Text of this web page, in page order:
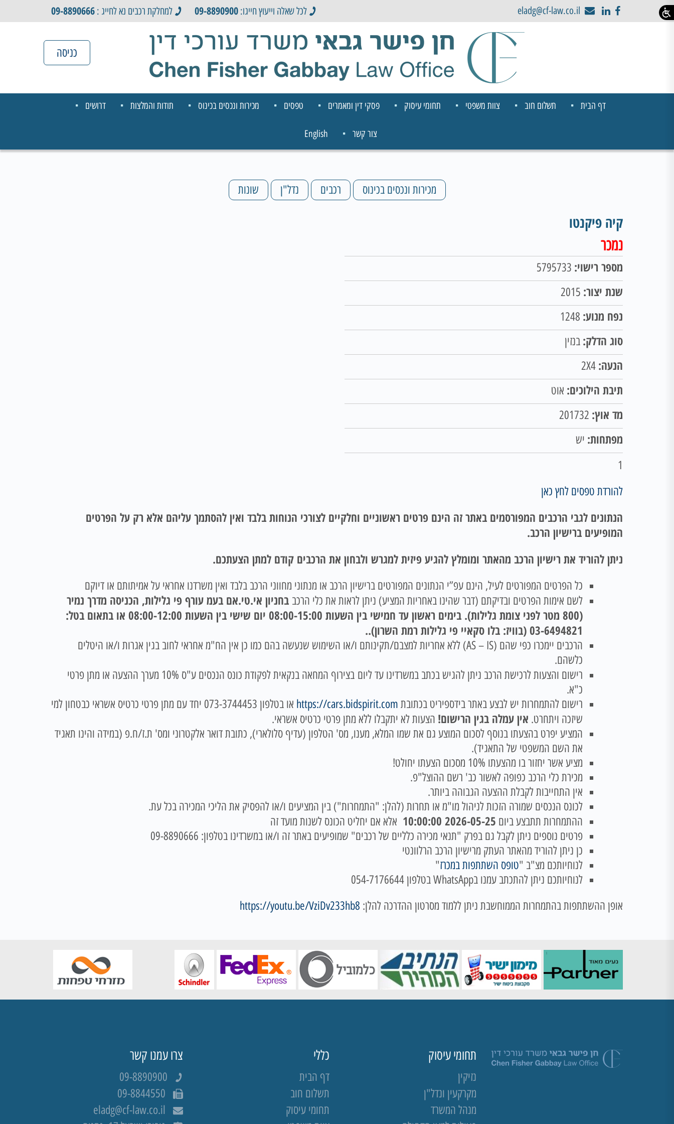
eladg@cf-law.co.il לכל שאלה וייעוץ חייגו: 09-8890900 למחלקת רכבים נא לחייג : 09-8890666
כניסה
דף הבית תשלום חוב צוות משפטי תחומי עיסוק פסקי דין ומאמרים טפסים מכירות ונכסים בכינוס תודות והמלצות דרושים
צור קשר English
מכירות ונכסים בכינוס רכבים נדל"ן שונות
קיה פיקנטו
נמכר
מספר רישוי:
שנת יצור:
נפח מנוע:
סוג הדלק: בנזין
הנעה:
תיבת הילוכים: אוט
מד אוץ:
מפתחות: יש
1
להורדת טפסים לחץ כאן
הנתונים לגבי הרכבים המפורסמים באתר זה הינם פרטים ראשוניים וחלקיים לצורכי הנוחות בלבד ואין להסתמך עליהם אלא רק על הפרטים
המופיעים ברישיון הרכב.
ניתן להוריד את רישיון הרכב מהאתר ומומלץ להגיע פיזית למגרש ולבחון את הרכבים קודם למתן הצעתכם.
כל הפרטים המפורטים לעיל, הינם עפ”י הנתונים המפורטים ברישיון הרכב או מנתוני מחווני הרכב בלבד ואין משרדנו אחראי על אמיתותם או דיוקם
לשם אימות הפרטים ובדיקתם (דבר שהינו באחריות המציע) ניתן לראות את כלי הרכב בחניון אי.טי.אם בעמ עורף פי גלילות, הכניסה מדרך נמיר
(800 מטר לפני צומת גלילות). בימים ראשון עד חמישי בין השעות 08:00-15:00 יום שישי בין השעות 08:00-12:00 או בתאום בטל:
03-6494821 (בוויז: בלו סקאיי פי גלילות רמת השרון).
.
הרכבים יימכרו כפי שהם (AS – IS) ללא אחריות למצבם/תקינותם ו/או השימוש שנעשה בהם כמו כן אין הח"מ אחראי לחוב בגין אגרות ו/או היטלים
כלשהם.
רישום והצעות לרכישת הרכב ניתן להגיש בכתב במשרדינו עד ליום
בצירוף המחאה בנקאית לפקודת כונס הנכסים ע"ס 10% מערך ההצעה או מתן פרטי
כ"א.
רישום להתמחרות יש לבצע באתר בידספיריט בכתובת https://cars.bidspirit.com
או בטלפון 073-3744453 יחד עם מתן פרטי כרטיס אשראי כבטחון למי
שיזכה ויתחרט. אין עמלה בגין הרישום! הצעות לא יתקבלו ללא מתן פרטי כרטיס אשראי.
המציע יפרט בהצעתו בנוסף לסכום המוצע גם את שמו המלא, מענו, מס' הטלפון (עדיף סלולארי), כתובת דואר אלקטרוני ומס' ת.ז/ח.פ (במידה והינו תאגיד
את השם המשפטי של התאגיד).
מציע אשר יחזור בו מהצעתו 10% מסכום הצעתו יחולט!
מכירת כלי הרכב כפופה לאשור כב' רשם ההוצל"פ.
אין התחייבות לקבלת ההצעה הגבוהה ביותר.
לכונס הנכסים שמורה הזכות לניהול מו"מ או תחרות (להלן: "התמחרות") בין המציעים ו/או להפסיק את הליכי המכירה בכל עת.
ההתמחרות תתבצע ביום 2026-05-25 10:00:00
אלא אם יחליט הכונס לשנות מועד זה
פרטים נוספים ניתן לקבל גם בפרק "תנאי מכירה כלליים של רכבים" שמופיעים באתר זה ו/או במשרדינו בטלפון: 09-8890666
כן ניתן להוריד מהאתר העתק מרישיון הרכב הרלוונטי
לנוחיותכם מצ"ב "טופס השתתפות במכרז"
לנוחיותכם ניתן להתכתב עמנו בWhatsApp בטלפון 054-7176644
אופן ההשתתפות בהתמחרות הממוחשבת ניתן ללמוד מסרטון ההדרכה להלן: https://youtu.be/VziDv233hb8
תחומי עיסוק
נזיקין
מקרקעין ונדל"ן
מנהל המשרד
כללי
דף הבית
תשלום חוב
תחומי עיסוק
צרו עמנו קשר
09-8890900
09-8844550
eladg@cf-law.co.il